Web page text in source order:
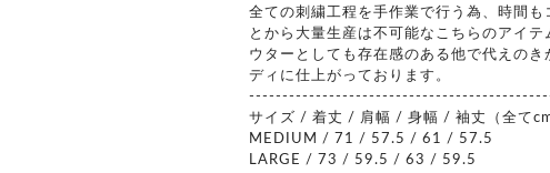
全ての刺繍工程を手作業で行う為、時間も
とから大量生産は不可能なこちらのアイテ
ウターとしても存在感のある他で代えのき
ディに仕上がっております。
サイズ / 着丈 / 肩幅 / 身幅 / 袖丈（全てcm
MEDIUM / 71 / 57.5 / 61 / 57.5
LARGE / 73 / 59.5 / 63 / 59.5